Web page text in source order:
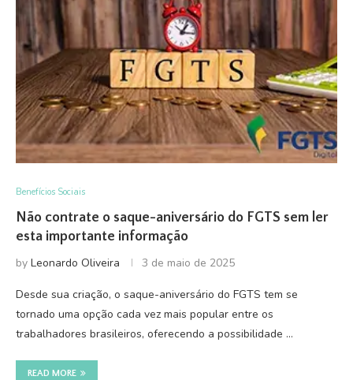
Benefícios Sociais
Não contrate o saque-aniversário do FGTS sem ler
esta importante informação
by Leonardo Oliveira 3 de maio de 2025
Desde sua criação, o saque-aniversário do FGTS tem se
tornado uma opção cada vez mais popular entre os
trabalhadores brasileiros, oferecendo a possibilidade …
READ MORE